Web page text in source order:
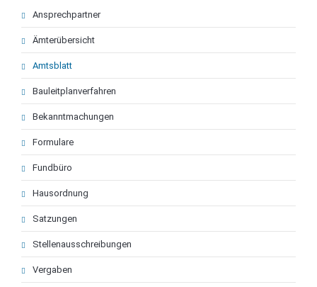
Navigation
überspringen
Ansprechpartner
Ämterübersicht
Amtsblatt
Bauleitplanverfahren
Bekanntmachungen
Formulare
Fundbüro
Hausordnung
Satzungen
Stellenausschreibungen
Vergaben